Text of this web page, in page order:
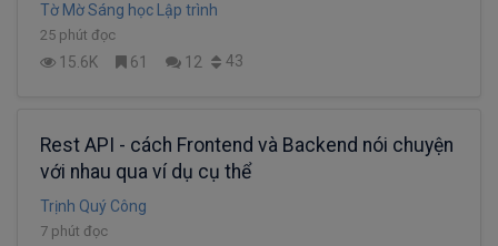
Tờ Mờ Sáng học Lập trình
25 phút đọc
15.6K 61 12 43
Rest API - cách Frontend và Backend nói chuyện
với nhau qua ví dụ cụ thể
Trịnh Quý Công
7 phút đọc